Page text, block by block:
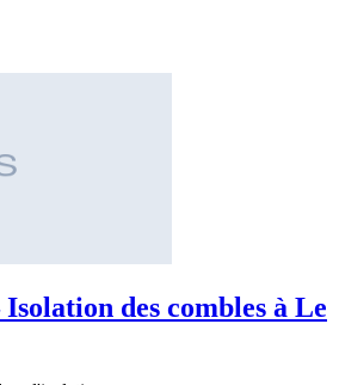
des combles à Le